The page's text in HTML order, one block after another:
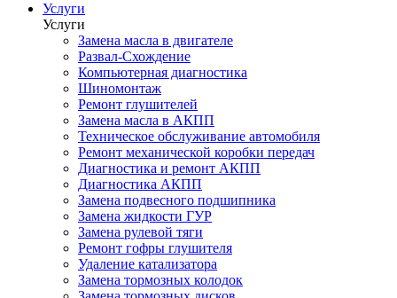
Услуги
Услуги
Замена масла в двигателе
Развал-Схождение
Компьютерная диагностика
Шиномонтаж
Ремонт глушителей
Замена масла в АКПП
Техническое обслуживание автомобиля
Ремонт механической коробки передач
Диагностика и ремонт АКПП
Диагностика АКПП
Замена подвесного подшипника
Замена жидкости ГУР
Замена рулевой тяги
Ремонт гофры глушителя
Удаление катализатора
Замена тормозных колодок